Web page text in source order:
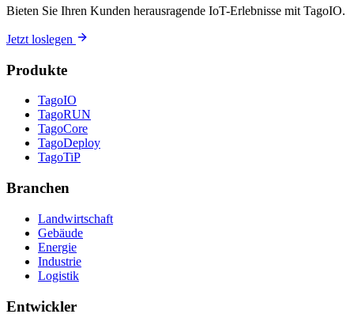
Bieten Sie Ihren Kunden herausragende IoT-Erlebnisse mit TagoIO.
Jetzt loslegen
Produkte
TagoIO
TagoRUN
TagoCore
TagoDeploy
TagoTiP
Branchen
Landwirtschaft
Gebäude
Energie
Industrie
Logistik
Entwickler